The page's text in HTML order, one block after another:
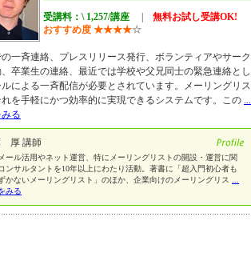
受講料：\ 1,257/講座
無料お試し受講OK!
おすすめ度 ★★★★☆
一斉連絡、プレスリリース発行、ボランティアやサーク
卒業生の連絡、最近では学校や父兄同士の緊急連絡とし
による一斉配信が必要とされています。メーリングリス
れを手軽にかつ効率的に実現できるシステムです。この ...
る
厚 講師
ール活用やネット運営、特にメーリングリストの開設・運営に関
ンサルタントを10年以上にわたり活動。著書に「超入門初心者も
かないメーリングリスト」のほか、企業向けのメーリングリス
みる